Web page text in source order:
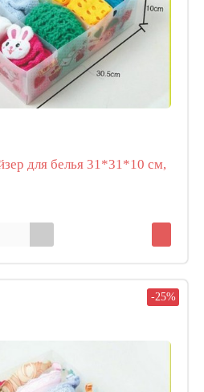
для белья 31*31*10 см,
-25%